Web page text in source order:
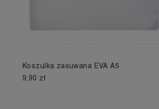
Koszulka zasuwana EVA A5
9,90 zł